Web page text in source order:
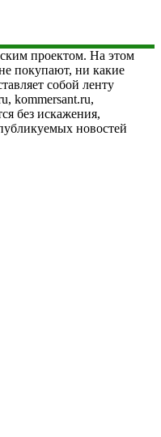
проектом. На этом
покупают, ни какие
собой ленту
kommersant.ru,
без искажения,
новостей